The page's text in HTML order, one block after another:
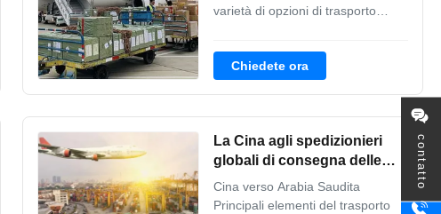
contatto
varietà di opzioni di trasporto
le vostre esigenze di
per assicurarsi che il ...
Chiedete ora
La Cina agli spedizionieri
globali di consegna delle
merci aviotrasportate degli
spedizionieri dell'aria
Cina verso Arabia Saudita
Principali elementi del trasporto